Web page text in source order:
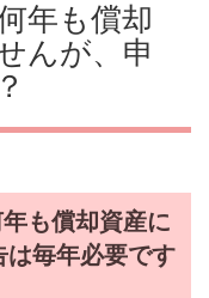
年も償却
んが、申
も償却資産に
は毎年必要です